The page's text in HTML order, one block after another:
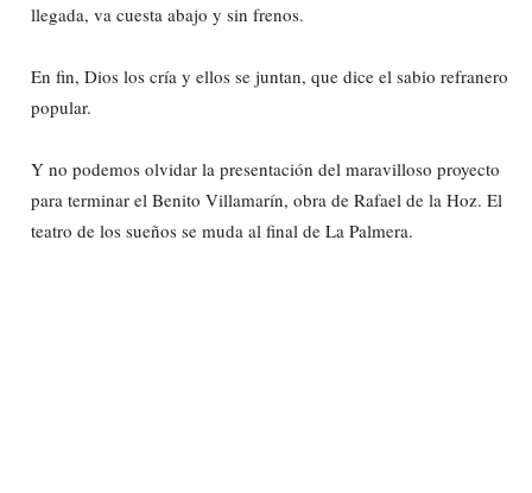
llegada, va cuesta abajo y sin frenos.
En fin, Dios los cría y ellos se juntan, que dice el sabio refranero
popular.
Y no podemos olvidar la presentación del maravilloso proyecto
para terminar el Benito Villamarín, obra de Rafael de la Hoz. El
teatro de los sueños se muda al final de La Palmera.